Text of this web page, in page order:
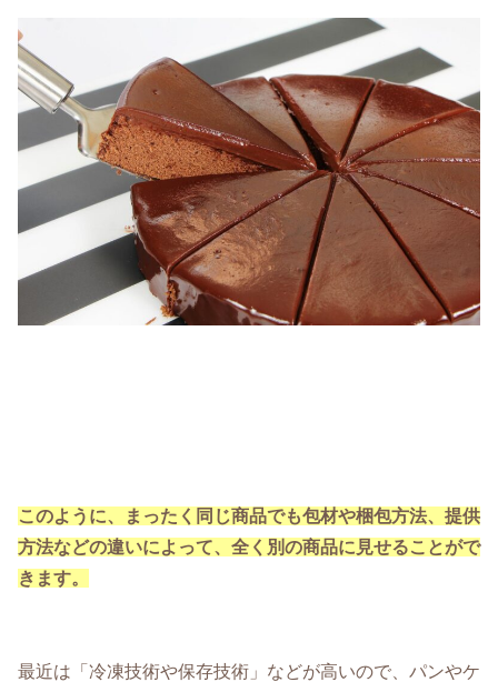
このように、まったく同じ商品でも包材や梱包方法、提供
方法などの違いによって、全く別の商品に見せることがで
きます。
最近は「冷凍技術や保存技術」などが高いので、パンやケ